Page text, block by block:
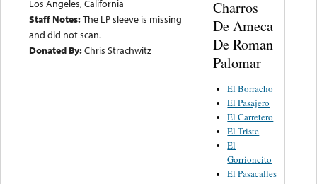
Los Angeles, California
Staff Notes:The LP sleeve is missing
and did not scan.
Donated By:Chris Strachwitz
Charros
De Ameca
De Roman
Palomar
El Borracho
El Pasajero
El Carretero
El Triste
El
Gorrioncito
El Pasacalles